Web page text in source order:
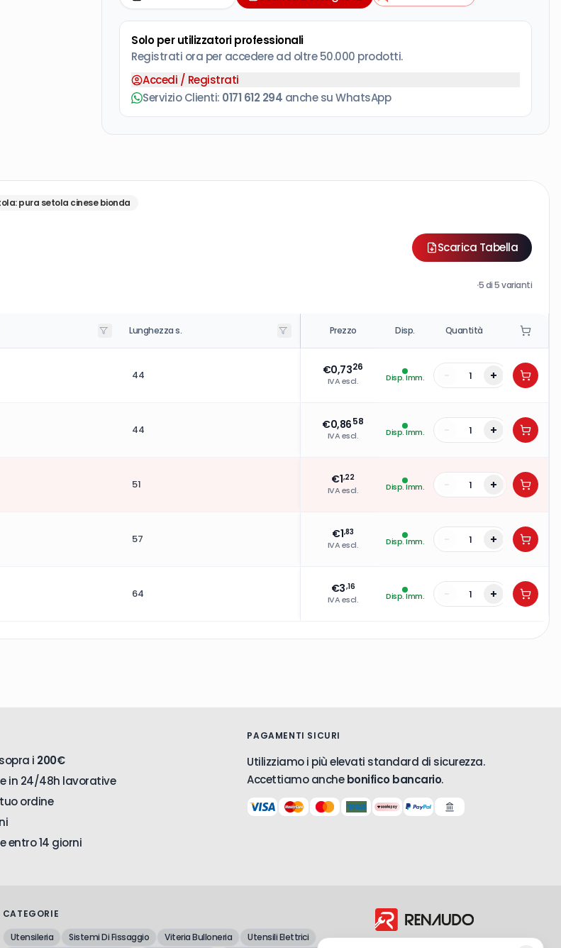
Solo per utilizzatori professionali
Registrati ora per accedere ad oltre 50.000 prodotti.
Accedi / Registrati
Servizio Clienti: 0171 612 294 anche su WhatsApp
:pura setola cinese bionda
Scarica Tabella
·5di5varianti
Lunghezza s. Prezzo Disp. Quantità
44 €0,7326
IVA escl.
Disp. Imm. - +
44 €0,8658
IVA escl.
Disp. Imm. - +
51 €1,22
IVA escl. Disp. Imm. - +
57 €1,83
IVA escl. Disp. Imm. - +
64 €3,16
IVA escl. Disp. Imm. - +
i 200€
in 24/48h lavorative
ordine
entro 14 giorni
PAGAMENTI SICURI
Utilizziamo i più elevati standard di sicurezza.
Accettiamo anchebonifico bancario.
CATEGORIE
Utensileria
Sistemi Di Fissaggio Viteria Bulloneria Utensili Elettrici